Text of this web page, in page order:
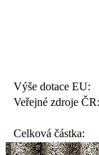
Výše dotace EU:
Veřejné zdroje ČR:
Celková částka: